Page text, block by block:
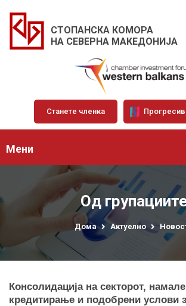
СТОПАНСКА КОМОРА
НА СЕВЕРНА МАКЕДОНИЈА
Станете членка
Мени
Од
Дома Актуелно
Консолидација на секторот,
кредитирање и подобрени услови